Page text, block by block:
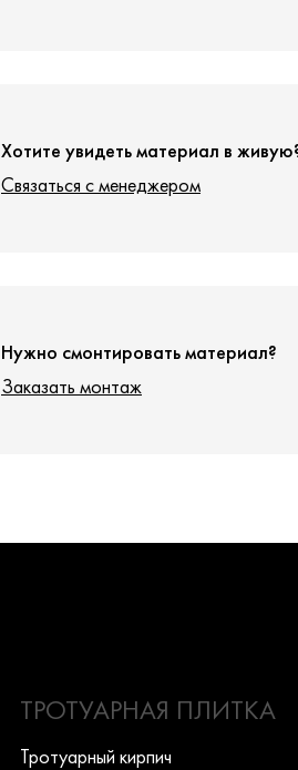
Хотите увидеть материал в
Связаться с менеджером
Нужно смонтировать материал?
Заказать монтаж
ТРОТУАРНАЯ ПЛИТКА
Тротуарный кирпич